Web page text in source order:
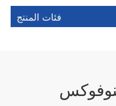
فئات المنتج